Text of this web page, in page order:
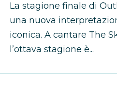
La stagione finale di
una nuova
iconica. A cantare The
l’ottava stagione è...